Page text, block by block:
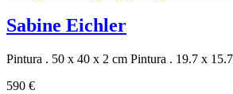
Sabine Eichler
Pintura . 50 x 40 x 2 cm Pintura . 19.7 x
590 €